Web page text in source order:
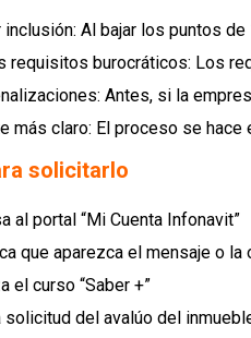
inclusión: Al bajar los puntos de
requisitos burocráticos: Los
Antes, si la
más claro: El proceso se hace
solicitarlo
al portal “Mi Cuenta Infonavit”
que aparezca el mensaje o
el curso “Saber +”
solicitud del avalúo del